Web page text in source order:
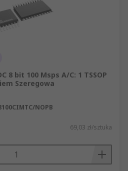
8 bit 100 Msps A/C: 1 TSSOP
Szeregowa
NOPB
69,03 zł/sztuka